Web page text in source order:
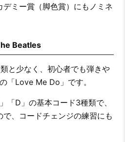
ミー賞（脚色賞）にもノミネ
Beatles
と少なく、初心者でも弾きや
「Love Me Do」です。
「D」の基本コード3種類で、
、コードチェンジの練習にも